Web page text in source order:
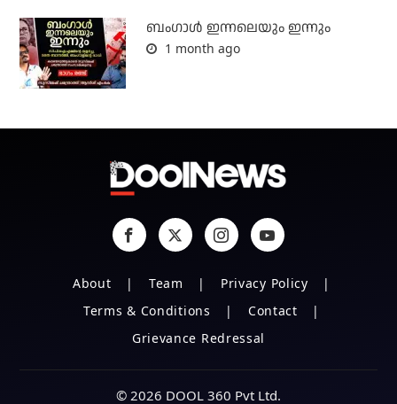
ബംഗാള്‍ ഇന്നലെയും ഇന്നും
1 month ago
About Team
Privacy Policy
Terms & Conditions
Contact
Grievance Redressal
© 2026 DOOL 360 Pvt Ltd.